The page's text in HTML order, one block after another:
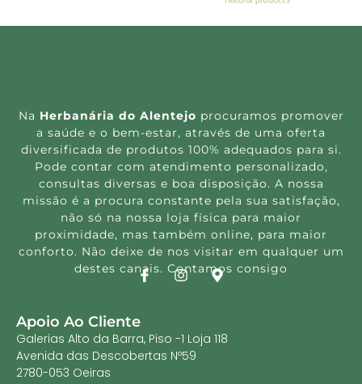
Na Herbanária do Alentejo procuramos promover
a saúde e o bem-estar, através de uma oferta
diversificada de produtos 100% adequados para si.
Pode contar com atendimento personalizado,
consultas diversas e boa disposição. A nossa
missão é a procura constante pela sua satisfação,
não só na nossa loja física para maior
proximidade, mas também online, para maior
conforto. Não deixe de nos visitar em qualquer um
destes canais. Contamos consigo
Apoio Ao Cliente
Galerias Alto da Barra, Piso -1 Loja 118
Avenida das Descobertas Nº59
2780-053 Oeiras